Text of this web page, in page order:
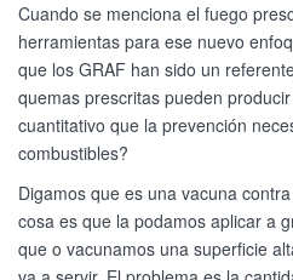
Cuando se menciona el fuego
herramientas para ese nuevo
que los GRAF han sido un
quemas prescritas pueden
cuantitativo que la prevención
combustibles?
Digamos que es una vacuna
cosa es que la podamos aplicar a
que o vacunamos una superficie